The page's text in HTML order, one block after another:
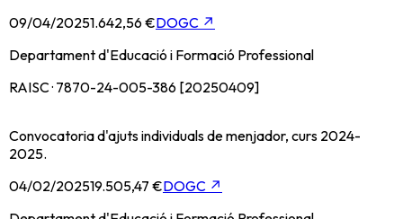
09/04/20251.642,56 €DOGC ↗
Departament d'Educació i Formació Professional
RAISC · 7870-24-005-386 [20250409]
Convocatoria d'ajuts individuals de menjador, curs 2024-
2025.
04/02/202519.505,47 €DOGC ↗